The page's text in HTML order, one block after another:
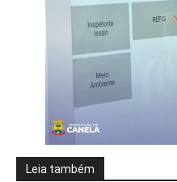
Leia também